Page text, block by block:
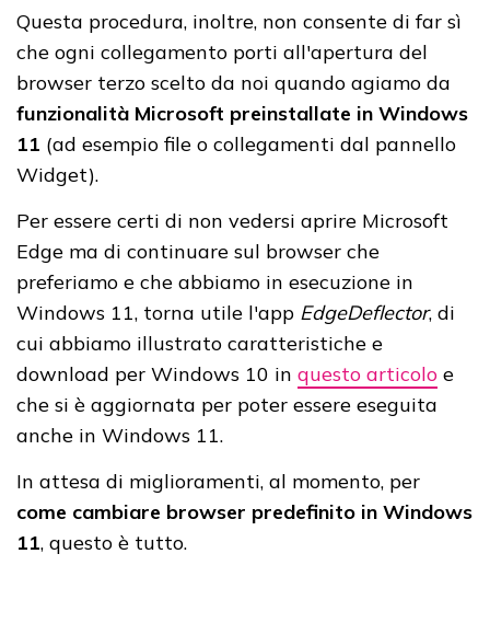
Questa procedura, inoltre, non consente di far sì
che ogni collegamento porti all'apertura del
browser terzo scelto da noi quando agiamo da
funzionalità Microsoft preinstallate in Windows
11 (ad esempio file o collegamenti dal pannello
Widget).
Per essere certi di non vedersi aprire Microsoft
Edge ma di continuare sul browser che
preferiamo e che abbiamo in esecuzione in
Windows 11, torna utile l'app EdgeDeflector, di
cui abbiamo illustrato caratteristiche e
download per Windows 10 in questo articolo e
che si è aggiornata per poter essere eseguita
anche in Windows 11.
In attesa di miglioramenti, al momento, per
come cambiare browser predefinito in Windows
11, questo è tutto.